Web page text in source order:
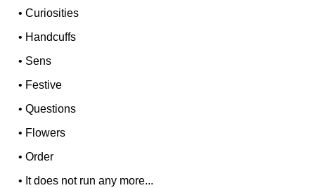
•Curiosities
• Handcuffs
• Sens
• Festive
•Questions
• Flowers
•Order
• It does not run any more...